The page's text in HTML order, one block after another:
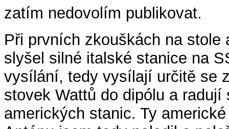
zatím nedovolím publikovat.
Při prvních zkouškách na
slyšel silné italské stanice na
vysílání, tedy vysílají určitě se
stovek Wattů do dipólu a
amerických stanic. Ty